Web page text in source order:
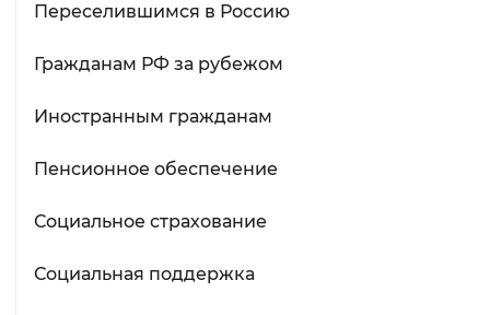
Переселившимся в Россию
Гражданам РФ за рубежом
Иностранным гражданам
Пенсионное обеспечение
Социальное страхование
Социальная поддержка